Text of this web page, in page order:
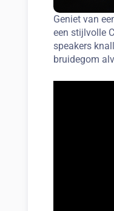
Geniet van
een stijlvolle
speakers
bruidegom